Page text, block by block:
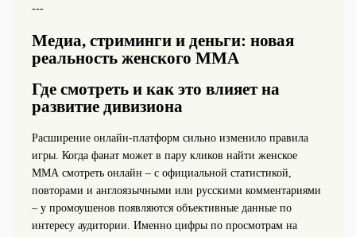
---
Медиа, стриминги и деньги: новая
реальность женского ММА
Где смотреть и как это влияет на
развитие дивизиона
Расширение онлайн-платформ сильно изменило правила
игры. Когда фанат может в пару кликов найти женское
ММА смотреть онлайн – с официальной статистикой,
повторами и англоязычными или русскими комментариями
– у промоушенов появляются объективные данные по
интересу аудитории. Именно цифры по просмотрам на